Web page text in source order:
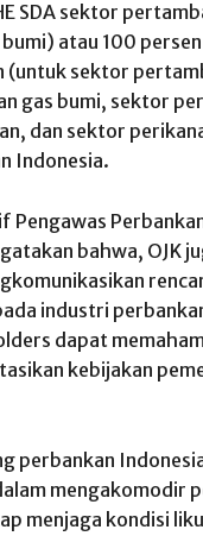
SDA sektor
atau 100
(untuk sektor
gas bumi, sektor
dan sektor
Indonesia.
Pengawas
bahwa, OJK
industri
dapat
kebijakan
perbankan
mengakomodir
menjaga kondisi